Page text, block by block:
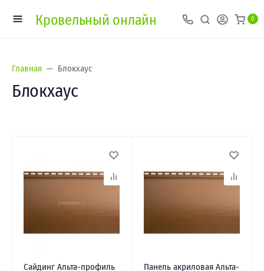
Кровельный онлайн 0
Главная Блокхаус
Блокхаус
Сайдинг Альта-профиль
Панель акриловая Альта-